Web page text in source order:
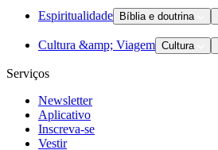
Espiritualidade Bíblia e doutrina
Cultura &amp; Viagem Cultura
Serviços
Newsletter
Aplicativo
Inscreva-se
Vestir